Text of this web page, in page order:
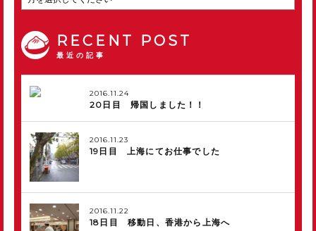
RECENT POST
最近の記事
2016.11.24
20日目 帰国しました！！
2016.11.23
19日目 上海にてお仕事でした
2016.11.22
18日目 移動日、香港から上海へ